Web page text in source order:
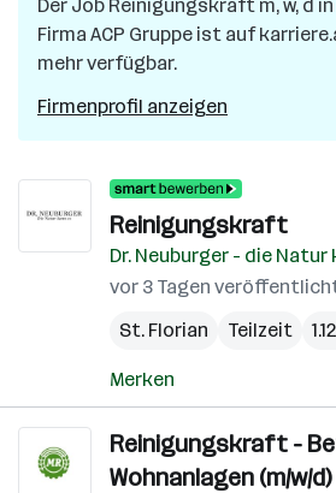
Der Job Reinigungskraft m, w, d in
Firma ACP Gruppe ist auf
mehr verfügbar.
Firmenprofil anzeigen
Reinigungskraft
Dr. Neuburger - die Natur
vor 3 Tagen
St. Florian
Teilzeit
Merken
Reinigungskraft -
Wohnanlagen (m/w/d)